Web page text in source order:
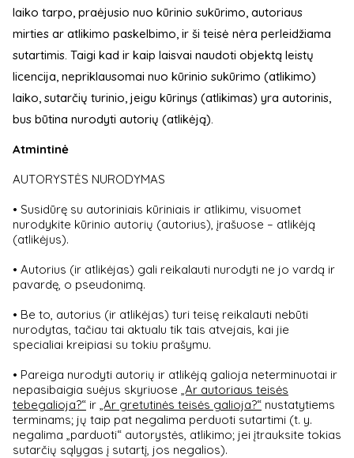
laiko tarpo, praėjusio nuo kūrinio sukūrimo, autoriaus
mirties ar atlikimo paskelbimo, ir ši teisė nėra perleidžiama
sutartimis. Taigi kad ir kaip laisvai naudoti objektą leistų
licencija, nepriklausomai nuo kūrinio sukūrimo (atlikimo)
laiko, sutarčių turinio, jeigu kūrinys (atlikimas) yra autorinis,
bus būtina nurodyti autorių (atlikėją).
Atmintinė
AUTORYSTĖS NURODYMAS
• Susidūrę su autoriniais kūriniais ir atlikimu, visuomet
nurodykite kūrinio autorių (autorius), įrašuose – atlikėją
(atlikėjus).
• Autorius (ir atlikėjas) gali reikalauti nurodyti ne jo vardą ir
pavardę, o pseudonimą.
• Be to, autorius (ir atlikėjas) turi teisę reikalauti nebūti
nurodytas, tačiau tai aktualu tik tais atvejais, kai jie
specialiai kreipiasi su tokiu prašymu.
• Pareiga nurodyti autorių ir atlikėją galioja neterminuotai ir
nepasibaigia suėjus skyriuose „Ar autoriaus teisės
tebegalioja?“ ir „Ar gretutinės teisės galioja?“ nustatytiems
terminams; jų taip pat negalima perduoti sutartimi (t. y.
negalima „parduoti“ autorystės, atlikimo; jei įtrauksite tokias
sutarčių sąlygas į sutartį, jos negalios).